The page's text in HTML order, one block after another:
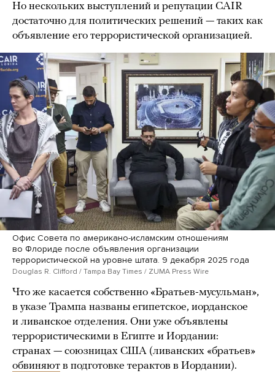
Но нескольких выступлений и репутации CAIR
достаточно для политических решений — таких как
объявление его террористической организацией.
Офис Совета по американо-исламским отношениям
во Флориде после объявления организации
террористической на уровне штата. 9 декабря 2025 года
Douglas R. Clifford / Tampa Bay Times / ZUMA Press Wire
Что же касается собственно «Братьев-мусульман»,
в указе Трампа названы египетское, иорданское
и ливанское отделения. Они уже объявлены
террористическими в Египте и Иордании:
странах — союзницах США (ливанских «братьев»
обвиняют в подготовке терактов в Иордании).